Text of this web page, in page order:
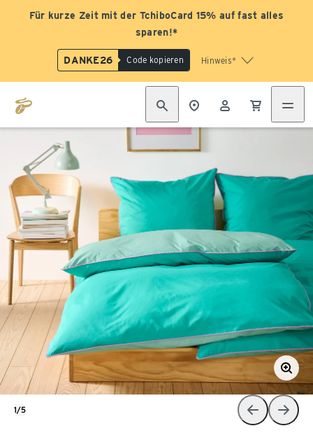
Für kurze Zeit mit der TchiboCard 15% auf fast alles
sparen!*
DANKE26 Code kopieren Hinweis*
1/5